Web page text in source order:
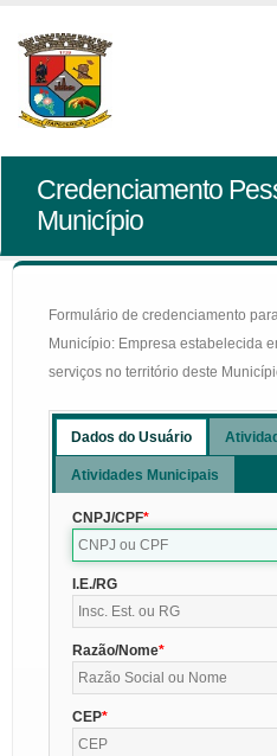
Credenciamento
Município
Formulário de credenciamento
Município: Empresa estabelecida
serviços no território deste
Dados do Usuário
Atividades Municipais
CNPJ/CPF
I.E./RG
Razão/Nome
CEP